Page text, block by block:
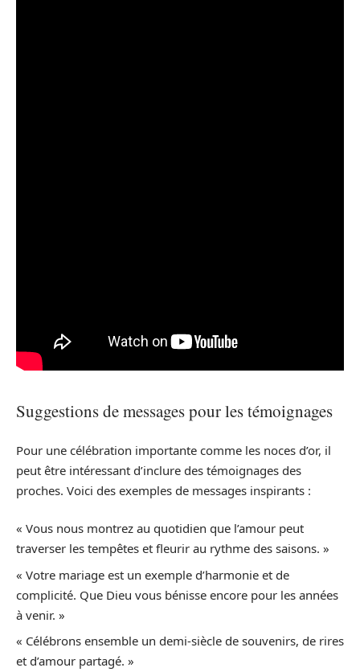
Suggestions de messages pour les témoignages
Pour une célébration importante comme les noces d’or, il
peut être intéressant d’inclure des témoignages des
proches. Voici des exemples de messages inspirants :
« Vous nous montrez au quotidien que l’amour peut
traverser les tempêtes et fleurir au rythme des saisons. »
« Votre mariage est un exemple d’harmonie et de
complicité. Que Dieu vous bénisse encore pour les années
à venir. »
« Célébrons ensemble un demi-siècle de souvenirs, de rires
et d’amour partagé. »